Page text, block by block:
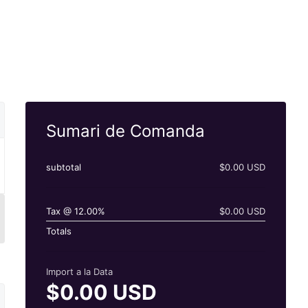
Sumari de Comanda
subtotal $0.00 USD
Tax @ 12.00%
$0.00 USD
Totals
$0.00 USD
Import a la Data